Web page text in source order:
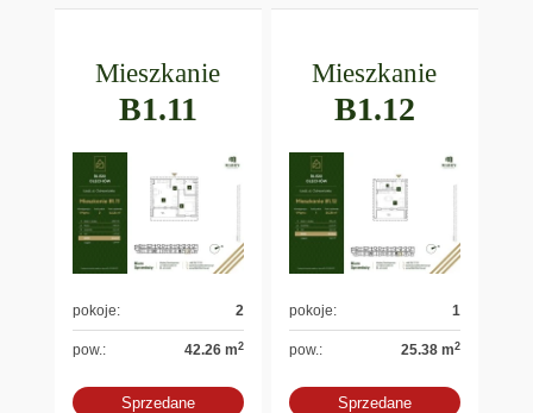
Mieszkanie
B1.11
pokoje: 2
pow.: 42.26 m2
Sprzedane
Mieszkanie
B1.12
pokoje: 1
pow.: 25.38 m2
Sprzedane